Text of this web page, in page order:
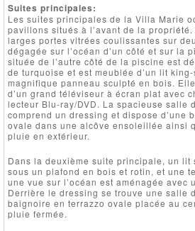
Suites principales:
Les suites principales de la Villa Marie
pavillons situés à l’avant de la
larges portes vitrées coulissantes sur
dégagée sur l’océan d’un côté et sur la
située de l’autre côté de la piscine est
de turquoise et est meublée d’un lit king-
magnifique panneau sculpté en bois.
d’un grand téléviseur à écran plat avec
lecteur Blu-ray/DVD. La spacieuse salle
comprend un dressing et dispose d’une
ovale dans une alcôve ensoleillée ainsi
pluie en extérieur.
Dans la deuxième suite principale, un lit
sous un plafond en bois et rotin, et une
une vue sur l’océan est aménagée avec
Derrière le dressing se trouve une salle
baignoire en terrazzo ovale placée au
pluie fermée.